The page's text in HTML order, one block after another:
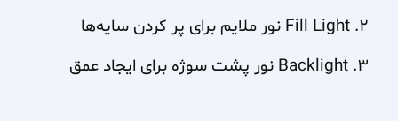
۲. Fill Light نور ملایم برای پر کردن سایه‌ها
۳. Backlight نور پشت سوژه برای ایجاد عمق